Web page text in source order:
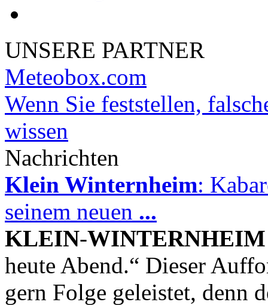
UNSERE PARTNER
Meteobox.com
Wenn Sie feststellen,
wissen
Nachrichten
Klein Winternheim:
seinem neuen ...
KLEIN-WINTERNHEIM
heute Abend.“ Dieser
gern Folge geleistet, denn